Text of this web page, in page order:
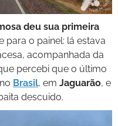
deu sua primeira
para o painel: lá estava
acompanhada da
percebi que o último
Brasil, em Jaguarão, e
descuido.